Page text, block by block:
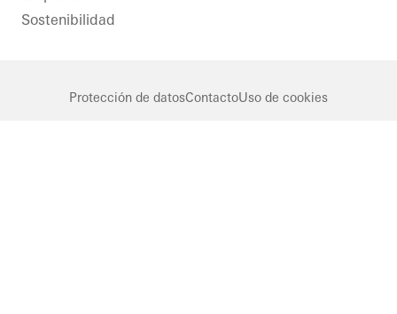
Sostenibilidad
Protección de datosContactoUso de cookies